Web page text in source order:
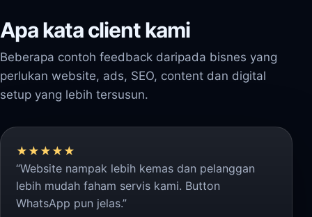
Apa kata client kami
Beberapa contoh feedback daripada bisnes yang
perlukan website, ads, SEO, content dan digital
setup yang lebih tersusun.
★★★★★
“Website nampak lebih kemas dan pelanggan
lebih mudah faham servis kami. Button
WhatsApp pun jelas.”